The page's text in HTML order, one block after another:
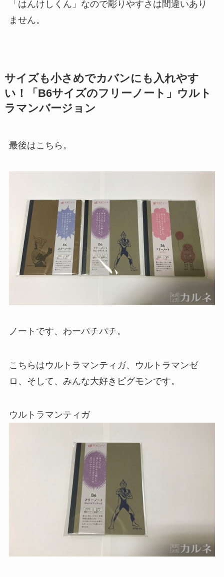
「はんけしくん」なので彫りやすさは間違いあり
ません。
サイズも小さめでカバンにも入れやす
い！「B6サイズのフリーノート」ウルト
ラマンバージョン
最後はこちら。
ノートです、わーパチパチ。
こちらはウルトラマンティガ、ウルトラマンゼ
ロ、そして、みんな大好きピグモンです。
ウルトラマンティガ